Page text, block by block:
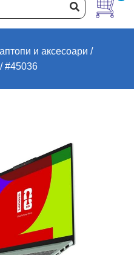
и аксесоари
#45036